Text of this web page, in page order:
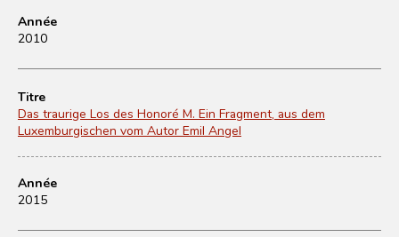
Année
2010
Titre
Das traurige Los des Honoré M. Ein Fragment, aus dem
Luxemburgischen vom Autor Emil Angel
Année
2015